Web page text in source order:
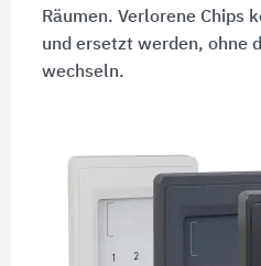
Räumen. Verlorene Chips
und ersetzt werden, ohne
wechseln.